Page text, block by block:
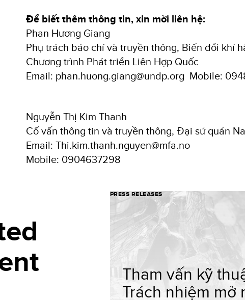
Để biết thêm thông tin, xin mời liên hệ:
Phan Hương Giang
Phụ trách báo chí và truyền thông, Biến đổi khí
Chương trình Phát triển Liên Hợp Quốc
Email: phan.huong.giang@undp.org Mobile:
Nguyễn Thị Kim Thanh
Cố vấn thông tin và truyền thông, Đại sứ quán
Email: Thi.kim.thanh.nguyen@mfa.no
Mobile: 0904637298
PRESS RELEASES
Tham vấn kỹ
Trách nhiệm mở